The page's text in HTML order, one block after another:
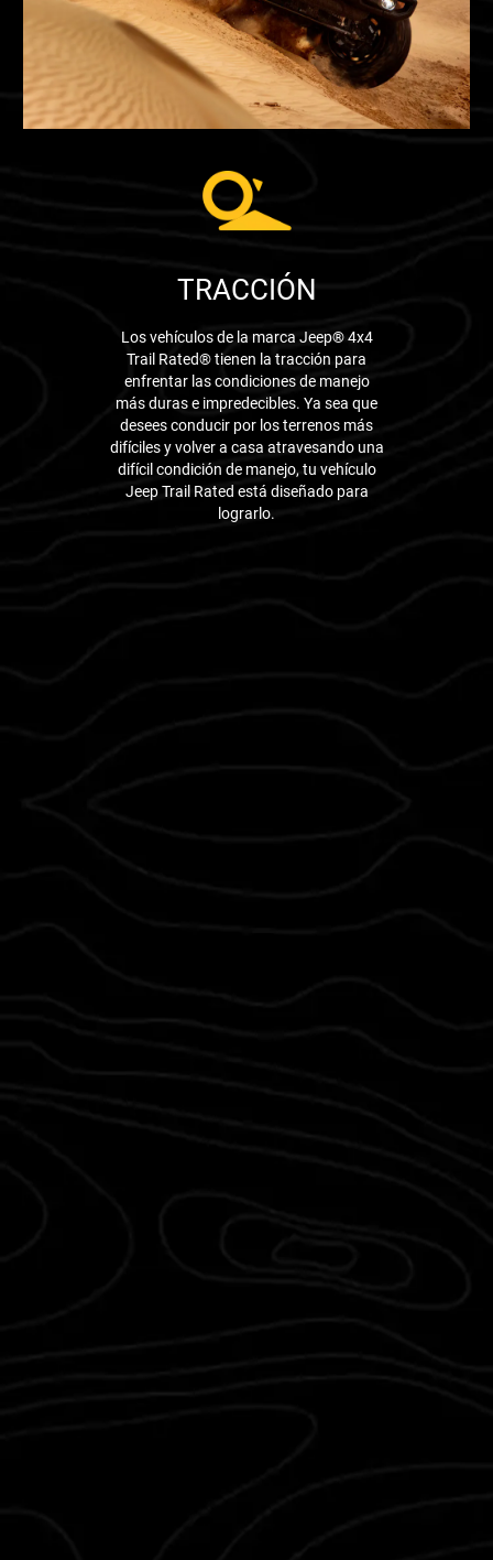
TRACCIÓN
Los vehículos de la marca Jeep® 4x4
Trail Rated® tienen la tracción para
enfrentar las condiciones de manejo
más duras e impredecibles. Ya sea que
desees conducir por los terrenos más
difíciles y volver a casa atravesando una
difícil condición de manejo, tu vehículo
Jeep Trail Rated está diseñado para
lograrlo.